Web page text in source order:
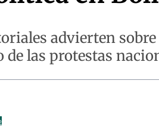
advierten
de las protestas